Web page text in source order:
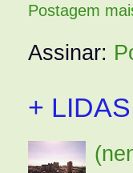
Postagem
Assinar:
+